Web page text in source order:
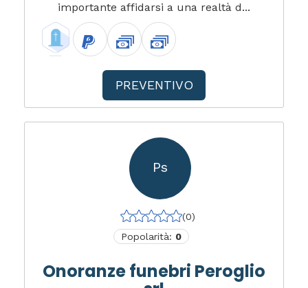
importante affidarsi a una realtà d...
PREVENTIVO
Ps
(0)
Popolarità: 0
Onoranze funebri Peroglio